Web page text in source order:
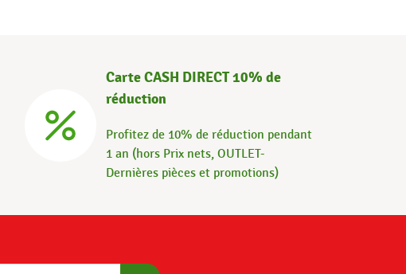
Carte CASH DIRECT 10% de
réduction
Profitez de 10% de réduction pendant
1 an (hors Prix nets, OUTLET-
Dernières pièces et promotions)